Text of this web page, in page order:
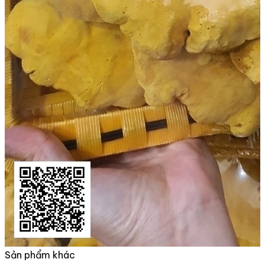
Sản phẩm khác